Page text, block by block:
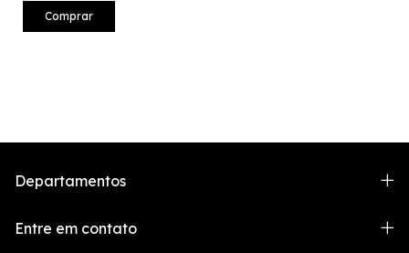
Comprar
Departamentos
Entre em contato